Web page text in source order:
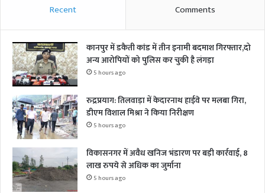
Recent Comments
कानपुर में डकैती कांड में तीन इनामी बदमाश गिरफ्तार,दो
अन्य आरोपियों को पुलिस कर चुकी है लंगड़ा
5 hours ago
रुद्रप्रयाग: तिलवाड़ा में केदारनाथ हाईवे पर मलबा गिरा,
डीएम विशाल मिश्रा ने किया निरीक्षण
5 hours ago
विकासनगर में अवैध खनिज भंडारण पर बड़ी कार्रवाई, 8
लाख रुपये से अधिक का जुर्माना
5 hours ago